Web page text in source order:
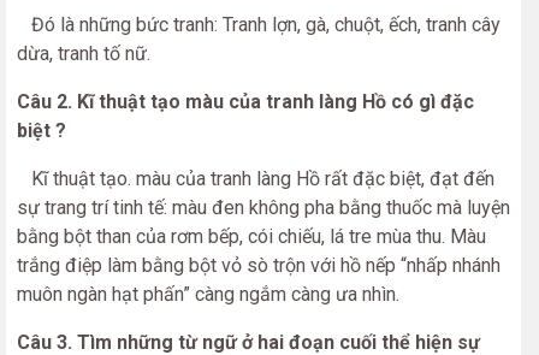
Đó là những bức tranh: Tranh lợn, gà, chuột, ếch, tranh cây
dừa, tranh tố nữ.
Câu 2. Kĩ thuật tạo màu của tranh làng Hồ có gì đặc
biệt ?
Kĩ thuật tạo. màu của tranh làng Hồ rất đặc biệt, đạt đến
sự trang trí tinh tế: màu đen không pha bằng thuốc mà luyện
bằng bột than của rơm bếp, cói chiếu, lá tre mùa thu. Màu
trắng điệp làm bằng bột vỏ sò trộn với hồ nếp “nhấp nhánh
muôn ngàn hạt phấn” càng ngắm càng ưa nhìn.
Câu 3. Tìm những từ ngữ ở hai đoạn cuối thể hiện sự